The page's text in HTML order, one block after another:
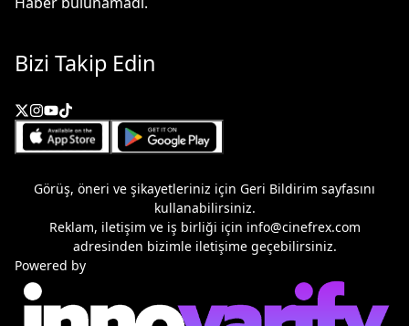
Bizi Takip Edin
Görüş, öneri ve şikayetleriniz için Geri Bildirim sayfasını
kullanabilirsiniz.
Reklam, iletişim ve iş birliği için info@cinefrex.com
adresinden bizimle iletişime geçebilirsiniz.
Powered by